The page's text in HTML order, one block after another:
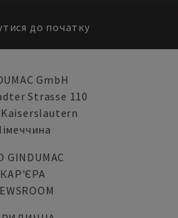
до початку
GmbH
Strasse 110
GINDUMAC
КАР'ЄРА